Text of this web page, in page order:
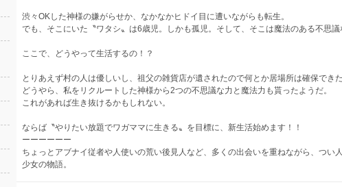
渋々OKした神様の嫌がらせか、なかなかヒドイ目に遭いながらも転生。
でも、そこにいた〝ワタシ〟は6歳児。しかも孤児。そして、そこは魔法のある不思議
ここで、どうやって生活するの！？
とりあえず村の人は優しいし、祖父の雑貨店が遺されたので何とか居場所は確保でき
どうやら、私をリクルートした神様から2つの不思議な力と魔法力も貰ったようだ。
これがあれば生き抜けるかもしれない。
ならば〝やりたい放題でワガママに生きる〟を目標に、新生活始めます！！
ーーーーーー
ちょっとアブナイ従者や人使いの荒い後見人など、多くの出会いを重ねながら、つい
少女の物語。